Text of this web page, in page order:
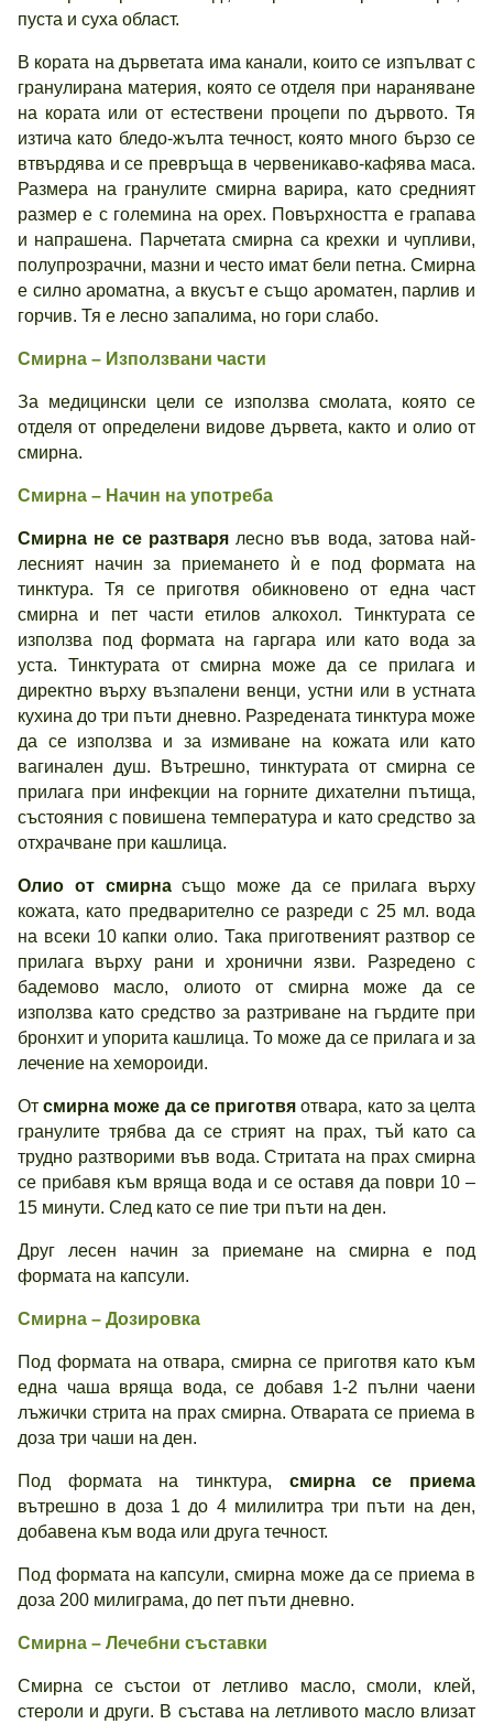
пуста и суха област.
В кората на дърветата има канали, които се изпълват с
гранулирана материя, която се отделя при нараняване
на кората или от естествени процепи по дървото. Тя
изтича като бледо-жълта течност, която много бързо се
втвърдява и се превръща в червеникаво-кафява маса.
Размера на гранулите смирна варира, като средният
размер е с големина на орех. Повърхността е грапава
и напрашена. Парчетата смирна са крехки и чупливи,
полупрозрачни, мазни и често имат бели петна. Смирна
е силно ароматна, а вкусът е също ароматен, парлив и
горчив. Тя е лесно запалима, но гори слабо.
Смирна – Използвани части
За медицински цели се използва смолата, която се
отделя от определени видове дървета, както и олио от
смирна.
Смирна – Начин на употреба
Смирна не се разтварялесно във вода, затова най-
лесният начин за приемането ѝ е под формата на
тинктура. Тя се приготвя обикновено от една част
смирна и пет части етилов алкохол. Тинктурата се
използва под формата на гаргара или като вода за
уста. Тинктурата от смирна може да се прилага и
директно върху възпалени венци, устни или в устната
кухина до три пъти дневно. Разредената тинктура може
да се използва и за измиване на кожата или като
вагинален душ. Вътрешно, тинктурата от смирна се
прилага при инфекции на горните дихателни пътища,
състояния с повишена температура и като средство за
отхрачване при кашлица.
Олио от смирнасъщо може да се прилага върху
кожата, като предварително се разреди с 25 мл. вода
на всеки 10 капки олио. Така приготвеният разтвор се
прилага върху рани и хронични язви. Разредено с
бадемово масло, олиото от смирна може да се
използва като средство за разтриване на гърдите при
бронхит и упорита кашлица. То може да се прилага и за
лечение на хемороиди.
Отсмирна може да се приготвя отвара, като за целта
гранулите трябва да се стрият на прах, тъй като са
трудно разтворими във вода. Стритата на прах смирна
се прибавя към вряща вода и се оставя да поври 10 –
15 минути. След като се пие три пъти на ден.
Друг лесен начин за приемане на смирна е под
формата на капсули.
Смирна – Дозировка
Под формата на отвара, смирна се приготвя като към
една чаша вряща вода, се добавя 1-2 пълни чаени
лъжички стрита на прах смирна. Отварата се приема в
доза три чаши на ден.
Под формата на тинктура, смирна се приема
вътрешно в доза 1 до 4 милилитра три пъти на ден,
добавена към вода или друга течност.
Под формата на капсули, смирна може да се приема в
доза 200 милиграма, до пет пъти дневно.
Смирна – Лечебни съставки
Смирна се състои от летливо масло, смоли, клей,
стероли и други. В състава на летливото масло влизат